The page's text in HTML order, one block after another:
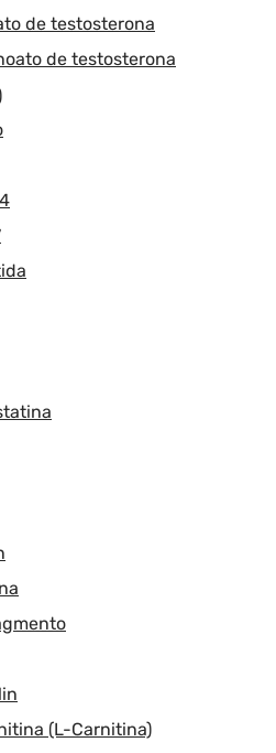
de testosterona
de testosterona
(L-Carnitina)